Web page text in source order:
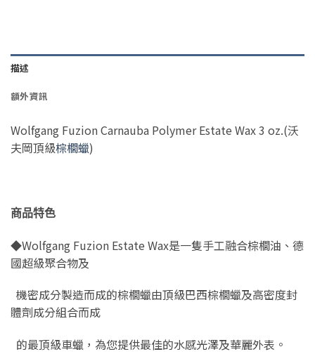
描述
額外資訊
Wolfgang Fuzion Carnauba Polymer Estate Wax 3 oz.(沃
夫岡頂級棕櫚蠟)
商品特色
◆Wolfgang Fuzion Estate Wax是一隻手工融合棕櫚油、德
國超級聚合物及
機密成分製造而成的棕櫚蠟由頂級巴西棕櫚蠟及高密度封
體劑成分組合而成
的最頂級車蠟，為您提供最佳的水感光澤及華麗外表。